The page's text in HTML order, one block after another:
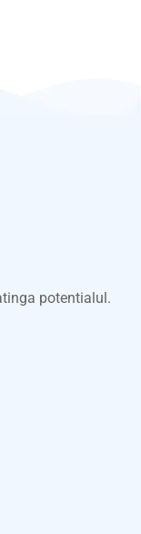
potentialul.